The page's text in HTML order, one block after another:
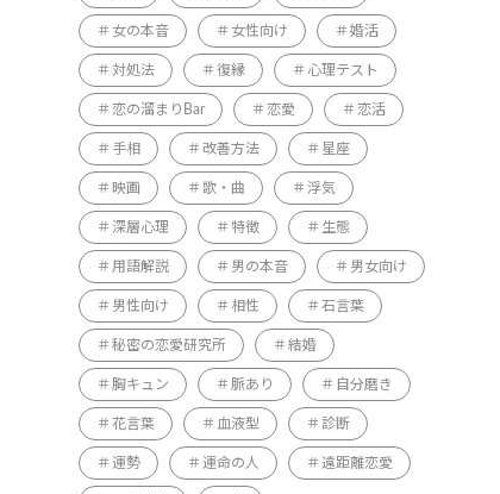
女の本音 女性向け 婚活
対処法 復縁 心理テスト
恋の溜まりBar 恋愛 恋活
手相 改善方法 星座
映画 歌・曲 浮気
深層心理 特徴 生態
用語解説 男の本音 男女向け
男性向け 相性 石言葉
秘密の恋愛研究所 結婚
胸キュン 脈あり 自分磨き
花言葉 血液型 診断
運勢 運命の人 遠距離恋愛